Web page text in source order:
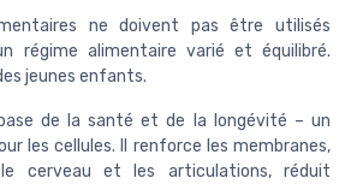
ne doivent pas être utilisés
régime alimentaire varié et équilibré.
jeunes enfants.
de la santé et de la longévité – un
les cellules. Il renforce les membranes,
cerveau et les articulations, réduit